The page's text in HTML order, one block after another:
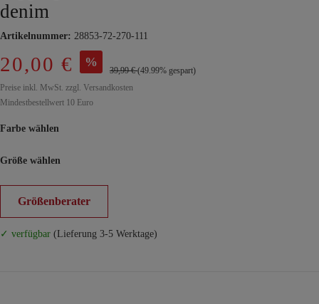
denim
Artikelnummer: 28853-72-270-111
20,00 € %
39,99 €(49.99% gespart)
Preise inkl. MwSt. zzgl. Versandkosten
Mindestbestellwert 10 Euro
Farbe wählen
Größe wählen
Größenberater
✓ verfügbar (Lieferung 3-5 Werktage)